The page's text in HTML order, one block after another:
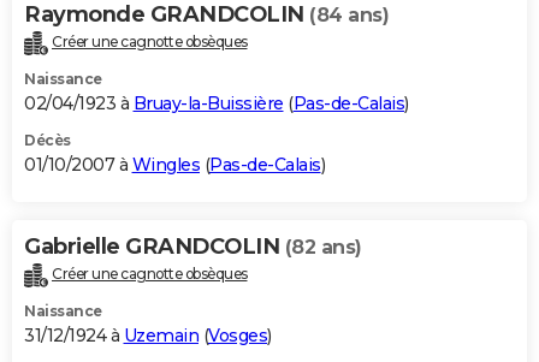
Raymonde GRANDCOLIN (84 ans)
Créer une cagnotte obsèques
Naissance
02/04/1923 à Bruay-la-Buissière (Pas-de-Calais)
Décès
01/10/2007 à Wingles (Pas-de-Calais)
Gabrielle GRANDCOLIN (82 ans)
Créer une cagnotte obsèques
Naissance
31/12/1924 à Uzemain (Vosges)